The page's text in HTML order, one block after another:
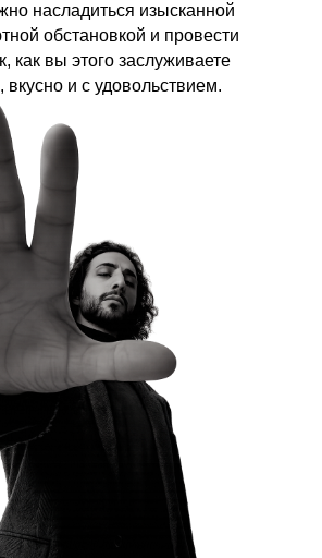
насладиться изысканной
обстановкой и провести
как вы этого заслуживаете
вкусно и с удовольствием.